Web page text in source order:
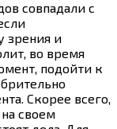
совпадали с
зрения и
во время
подойти к
Скорее всего,
своем